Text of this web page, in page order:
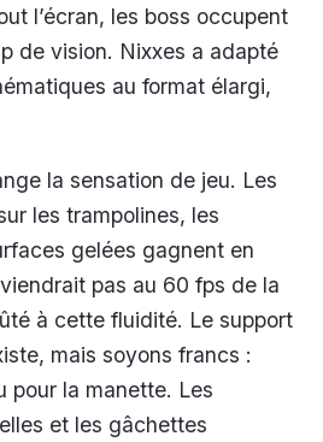
l’écran, les boss occupent
de vision. Nixxes a adapté
au format élargi,
la sensation de jeu. Les
les trampolines, les
gelées gagnent en
pas au 60 fps de la
à cette fluidité. Le support
mais soyons francs :
pour la manette. Les
et les gâchettes